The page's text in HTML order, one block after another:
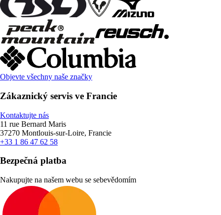
Objevte všechny naše značky
Zákaznický servis ve Francie
Kontaktujte nás
11 rue Bernard Maris
37270 Montlouis-sur-Loire, Francie
+33 1 86 47 62 58
Bezpečná platba
Nakupujte na našem webu se sebevědomím